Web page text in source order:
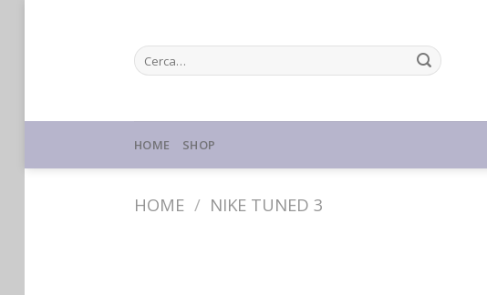
Cerca:
HOME SHOP
HOME / NIKE TUNED 3